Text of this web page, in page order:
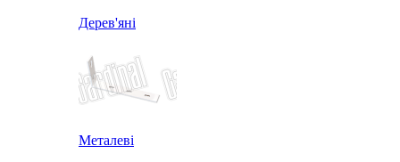
Дерев'яні
Металеві